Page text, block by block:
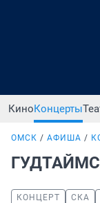
КиноКонцерты
ОМСК АФИША
ГУДТАЙМС
КОНЦЕРТ СКА